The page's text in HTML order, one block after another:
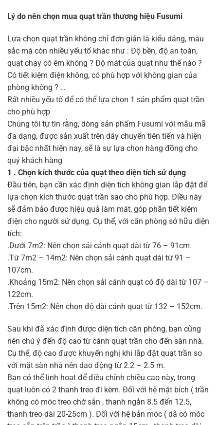
Lý do nên chọn mua quạt trần thương hiệu Fusumi
Lựa chọn quạt trần không chỉ đơn giản là kiểu dáng, màu
sắc mà còn nhiều yếu tố khác như : Độ bền, độ an toàn,
quạt chạy có êm không ? Độ mát của quạt như thế nào ?
Có tiết kiệm điện không, có phù hợp với không gian của
phòng không ? …
Rất nhiều yếu tố để có thể lựa chọn 1 sản phẩm quạt trần
cho phù hợp
Chúng tôi tự tin rằng, dòng sản phẩm Fusumi với mẫu mã
đa dạng, được sản xuất trên dây chuyển tiên tiến và hiện
đại bậc nhất hiện nay, sẽ là sự lựa chọn hàng đồng cho
quý khách hàng
1 . Chọn kích thước của quạt theo diện tích sử dụng
Đầu tiên, bạn cần xác định diện tích không gian lắp đặt để
lựa chọn kích thước quạt trần sao cho phù hợp. Điều này
sẽ đảm bảo được hiệu quả làm mát, góp phần tiết kiệm
điện cho người sử dụng. Cụ thể, với căn phòng sở hữu diện
tích:
.Dưới 7m2: Nên chọn sải cánh quạt dài từ 76 – 91cm.
.Từ 7m2 – 14m2: Nên chọn sải cánh quạt dài từ 91 –
107cm.
.Khoảng 15m2: Nên chọn sải cánh quạt có độ dài từ 107 –
122cm.
.Trên 15m2: Nên chọn độ dài cánh quạt từ 132 – 152cm.
Sau khi đã xác định được diện tích căn phòng, bạn cũng
nên chú ý đến độ cao từ cánh quạt trần cho đến sàn nhà.
Cụ thể, độ cao được khuyến nghị khi lắp đặt quạt trần so
với mặt sàn nhà nên dao động từ 2.2 – 2.5 m.
Bạn có thể linh hoạt để điều chỉnh chiều cao này, trong
quạt luôn có 2 thanh treo đi kèm. Đối với hệ mặt bích ( trần
không có móc treo chờ sẵn , thanh ngắn 8.5 đến 12.5,
thanh treo dài 20-25cm ). Đối với hệ bản móc ( dã có móc